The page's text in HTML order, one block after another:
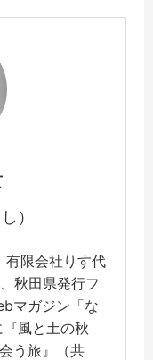
）
有限会社りす代
秋田県発行フ
マガジン「な
風と土の秋
う旅』（共